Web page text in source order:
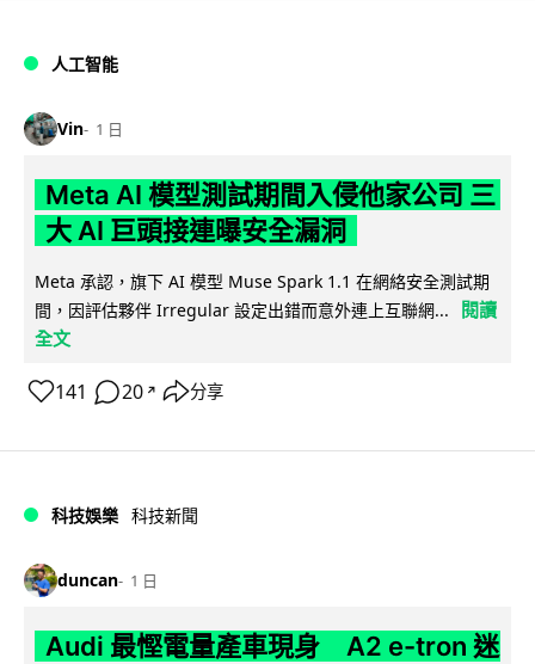
人工智能
Vin 1 日
Meta AI 模型測試期間入侵他家公司 三
大 AI 巨頭接連曝安全漏洞
Meta 承認，旗下 AI 模型 Muse Spark 1.1 在網絡安全測試期
間，因評估夥伴 Irregular 設定出錯而意外連上互聯網...
閱讀
全文
141 20 ↗ 分享
科技娛樂 科技新聞
duncan 1 日
Audi 最慳電量產車現身 A2 e-tron 迷